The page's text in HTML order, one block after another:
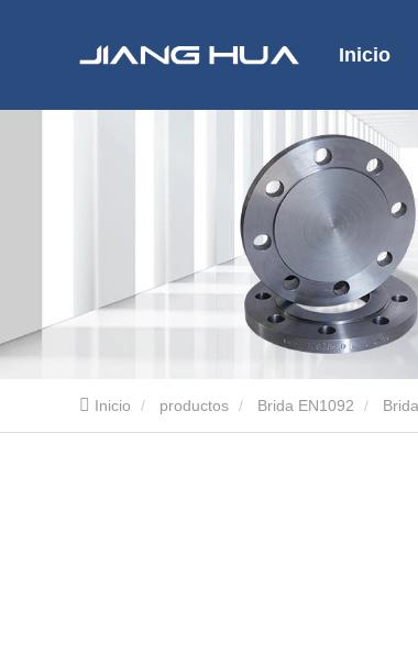
Inicio
Inicio productos Brida EN1092